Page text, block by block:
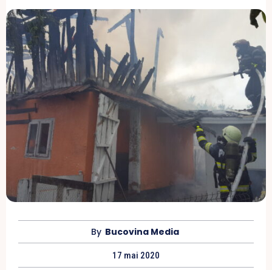
By Bucovina Media
17 mai 2020